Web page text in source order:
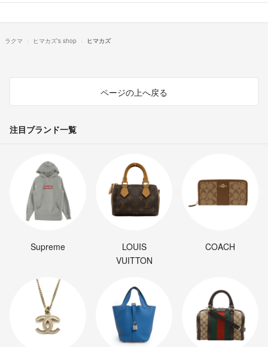
ラクマ ヒマカズ's shop ヒマカズ
ページの上へ戻る
注目ブランド一覧
Supreme
LOUIS
VUITTON
COACH